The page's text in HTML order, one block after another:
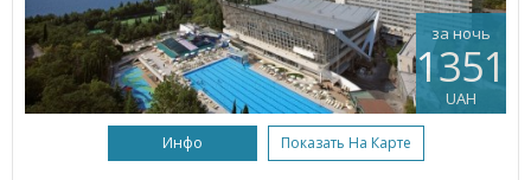
за ночь
1351
UAH
Инфо Показать На Карте